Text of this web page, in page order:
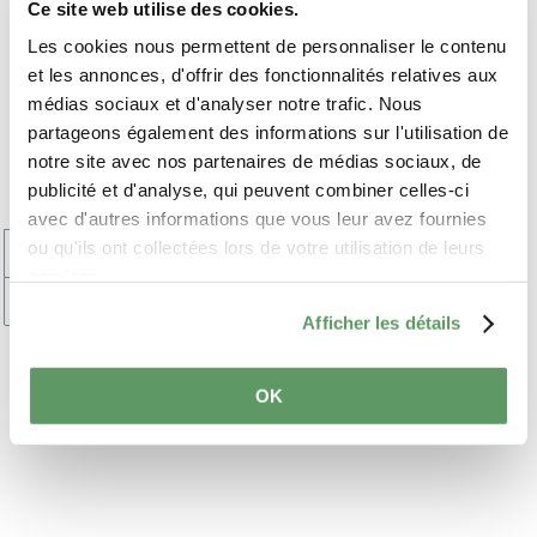
Ce site web utilise des cookies.
Les cookies nous permettent de personnaliser le contenu
et les annonces, d'offrir des fonctionnalités relatives aux
médias sociaux et d'analyser notre trafic. Nous
partageons également des informations sur l'utilisation de
notre site avec nos partenaires de médias sociaux, de
publicité et d'analyse, qui peuvent combiner celles-ci
avec d'autres informations que vous leur avez fournies
ou qu'ils ont collectées lors de votre utilisation de leurs
Afficher les détails
OK
Sehenswürdigkeiten
am Wegesrand
GEFÜHRTE BESICHTIGUNG -
MUSÉE TUDOR
+